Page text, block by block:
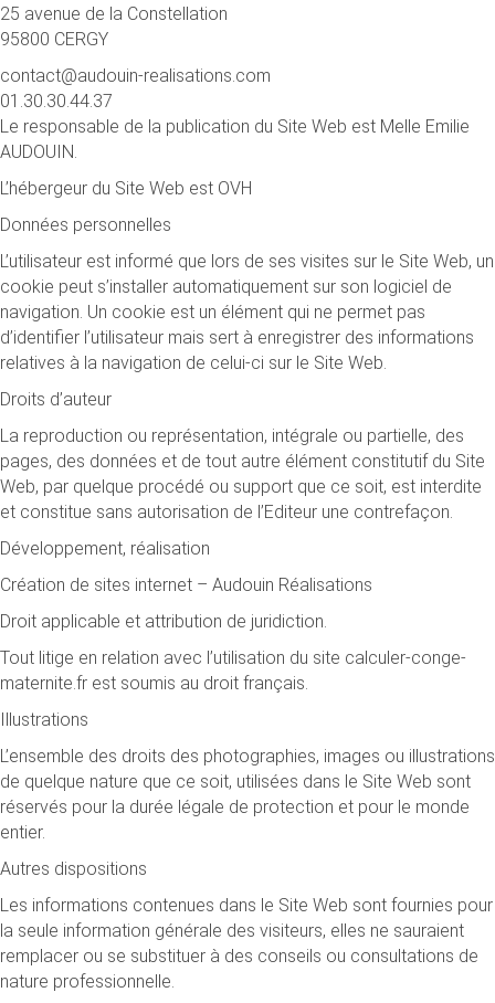
25 avenue de la Constellation
95800 CERGY
contact@audouin-realisations.com
01.30.30.44.37
Le responsable de la publication du Site Web est Melle Emilie
AUDOUIN.
L’hébergeur du Site Web est OVH
Données personnelles
L’utilisateur est informé que lors de ses visites sur le Site Web, un
cookie peut s’installer automatiquement sur son logiciel de
navigation. Un cookie est un élément qui ne permet pas
d’identifier l’utilisateur mais sert à enregistrer des informations
relatives à la navigation de celui-ci sur le Site Web.
Droits d’auteur
La reproduction ou représentation, intégrale ou partielle, des
pages, des données et de tout autre élément constitutif du Site
Web, par quelque procédé ou support que ce soit, est interdite
et constitue sans autorisation de l’Editeur une contrefaçon.
Développement, réalisation
Création de sites internet – Audouin Réalisations
Droit applicable et attribution de juridiction.
Tout litige en relation avec l’utilisation du site calculer-conge-
maternite.fr est soumis au droit français.
Illustrations
L’ensemble des droits des photographies, images ou illustrations
de quelque nature que ce soit, utilisées dans le Site Web sont
réservés pour la durée légale de protection et pour le monde
entier.
Autres dispositions
Les informations contenues dans le Site Web sont fournies pour
la seule information générale des visiteurs, elles ne sauraient
remplacer ou se substituer à des conseils ou consultations de
nature professionnelle.